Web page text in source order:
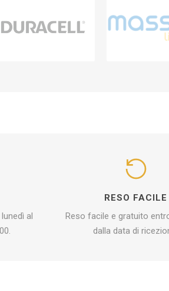
al
RESO FACILE
Reso facile e gratuito
dalla data di